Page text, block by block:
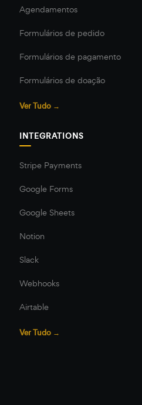
Agendamentos
Formulários de pedido
Formulários de pagamento
Formulários de doação
Ver Tudo →
INTEGRATIONS
Stripe Payments
Google Forms
Google Sheets
Notion
Slack
Webhooks
Airtable
Ver Tudo →